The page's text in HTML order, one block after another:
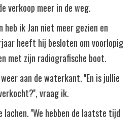
verkoop meer in de weg.
heb ik Jan niet meer gezien en
heeft hij besloten om voorlopig
met zijn radiografische boot.
aan de waterkant. ''En is jullie
vraag ik.
lachen. ''We hebben de laatste tijd